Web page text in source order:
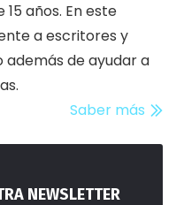
años. En este
a escritores y
además de ayudar a
Saber más
NEWSLETTER